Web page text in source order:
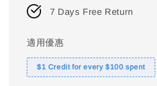
7 Days Free Return
適用優惠
$1 Credit for every $100 spent